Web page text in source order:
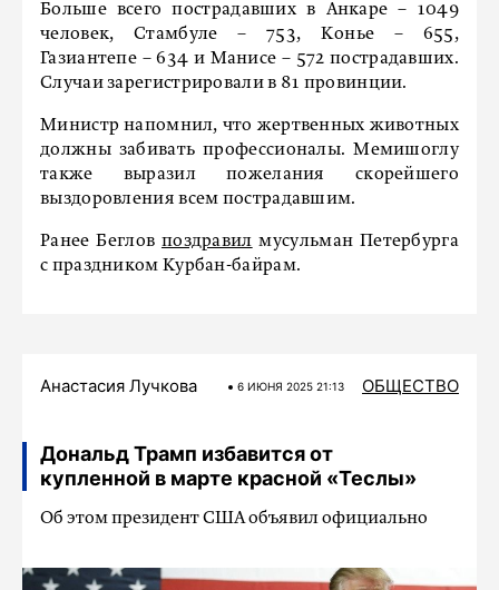
Больше всего пострадавших в Анкаре – 1049
человек, Стамбуле – 753, Конье – 655,
Газиантепе – 634 и Манисе – 572 пострадавших.
Случаи зарегистрировали в 81 провинции.
Министр напомнил, что жертвенных животных
должны забивать профессионалы. Мемишоглу
также выразил пожелания скорейшего
выздоровления всем пострадавшим.
Ранее Беглов поздравил мусульман Петербурга
с праздником Курбан-байрам.
Анастасия Лучкова 6 ИЮНЯ 2025 21:13 ОБЩЕСТВО
Дональд Трамп избавится от
купленной в марте красной «Teслы»
Об этом президент США объявил официально